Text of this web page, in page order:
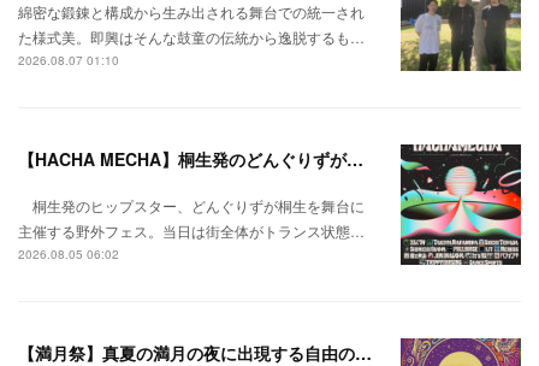
綿密な鍛錬と構成から生み出される舞台での統一され
た様式美。即興はそんな鼓童の伝統から逸脱するも…
2026.08.07 01:10
【HACHA MECHA】桐生発のどんぐりずが桐生をハチャメチャに彩る。
桐生発のヒップスター、どんぐりずが桐生を舞台に
主催する野外フェス。当日は街全体がトランス状態…
2026.08.05 06:02
【満月祭】真夏の満月の夜に出現する自由の桃源郷。